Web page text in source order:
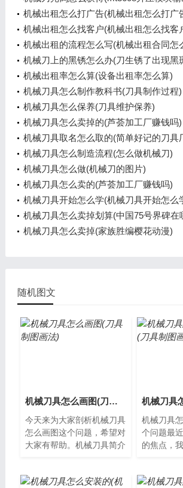
机械出租怎么打广告(机械出租怎么打广
机械出租怎么找客户(机械出租怎么找客
机械出租的流程怎么写(机械出租合同怎
机械刀上的黑锈怎么办(刀生锈了出现黑
机械出租率怎么算(设备出租率怎么算)
机械刀具怎么制作教科书(刀具制作过程)
机械刀具怎么保养(刀具维护保养)
机械刀具怎么卖掉的(芦荟加工厂赚钱吗)
机械刀具取名怎么取的(简单好记的刀具
机械刀具怎么制造流程(怎么做机械刀)
机械刀具怎么做(机械刀的图片)
机械刀具怎么卖的(芦荟加工厂赚钱吗)
机械刀具开始怎么学(机械刀具开始怎么
机械刀具怎么卖掉划算(中国75号界碑在
机械刀具怎么卖掉(家族胜编樱花动漫)
随机图文
机械刀具怎么画图(刀具制图画法)
今天来为大家剖析机械刀具
怎么画图这个问题，希望对
大家有帮助。机械刀具简介
于对金属、...
机械刀具
个问题最
的焦点，
的领域，